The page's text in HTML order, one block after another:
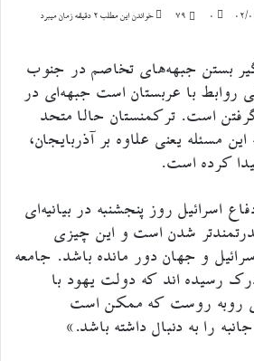
۰ 79 خواندن این مطلب 2 دقیقه زمان میبرد
بستن جبهه‌های تخاصم در جنوب
روابط با عربستان است جبهه‌ای در
است. ترکمنستان حالا متحد
مسئله یعنی علاوه بر آذربایجان،
کرده است.
اسرائیل روز پنجشنبه در بیانیه‌ای
شدن است و این چیزی
و جهان دور مانده باشد. جامعه
درک رسیده اند که دولت یهود با
روبه روست که ممکن است
را به دنبال داشته باشد.»